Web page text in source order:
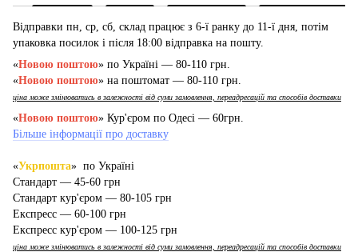
Відправки пн, ср, сб, склад працює з 6-ї ранку до 11-ї дня, потім
упаковка посилок і після 18:00 відправка на пошту.
«Новою поштою» по Україні — 80-110 грн.
«Новою поштою» на поштомат — 80-110 грн.
ціна може змінюватись в залежності від суми замовлення, переадресацій та способів доставки
«Новою поштою» Кур'єром по Одесі — 60грн.
Більше інформації про доставку
«Укрпошта» по Україні
Стандарт — 45-60 грн
Стандарт кур'єром — 80-105 грн
Експресс — 60-100 грн
Експресс кур'єром — 100-125 грн
ціна може змінюватись в залежності від суми замовлення, переадресацій та способів доставки